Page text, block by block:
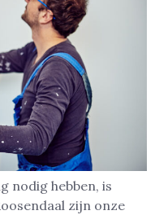
nodig hebben, is
zijn onze